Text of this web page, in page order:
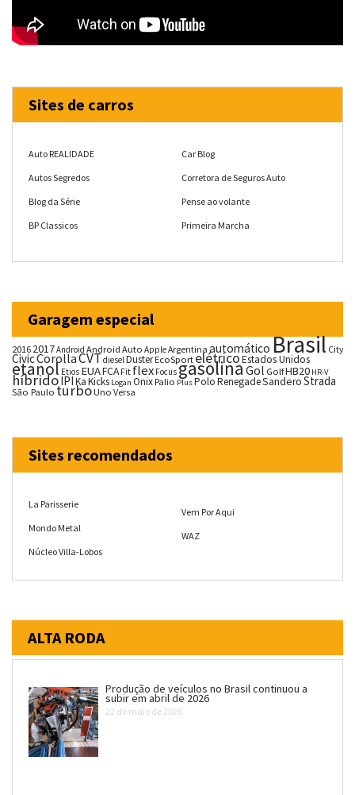
Sites de carros
Auto REALIDADE
Autos Segredos
Blog da Série
BP Classicos
Car Blog
Corretora de Seguros Auto
Pense ao volante
Primeira Marcha
Garagem especial
20162017Android Android Auto AppleArgentina automáticoBrasil City
CivicCorollaCVTdieselDusterEcoSportelétricoEstados Unidos
etanol Etios EUAFCA Fit flex FocusgasolinaGol GolfHB20 HR-V
híbridoIPIKaKicks Logan OnixPalio PlusPoloRenegadeSanderoStrada
São Paulo turboUno Versa
Sites recomendados
La Parisserie
Mondo Metal
Núcleo Villa-Lobos
Vem Por Aqui
WAZ
ALTA RODA
Produção de veículos no Brasil continuou a
subir em abril de 2026
22 de maio de 2026